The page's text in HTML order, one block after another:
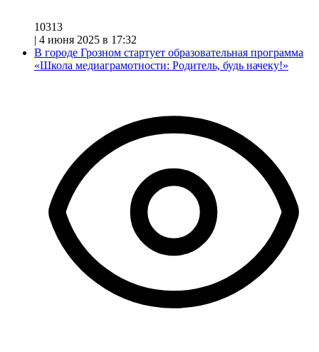
10313
| 4 июня 2025 в 17:32
В городе Грозном стартует образовательная программа
«Школа медиаграмотности: Родитель, будь начеку!»